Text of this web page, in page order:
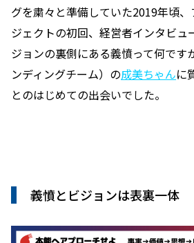
グを粛々と準備していた2019年頃
ジェクトの初回、経営者インタビュ
ジョンの裏側にある義憤って何です
ンディングチーム）の成美ちゃんに
とのはじめての出会いでした。
義憤とビジョンは表裏一体